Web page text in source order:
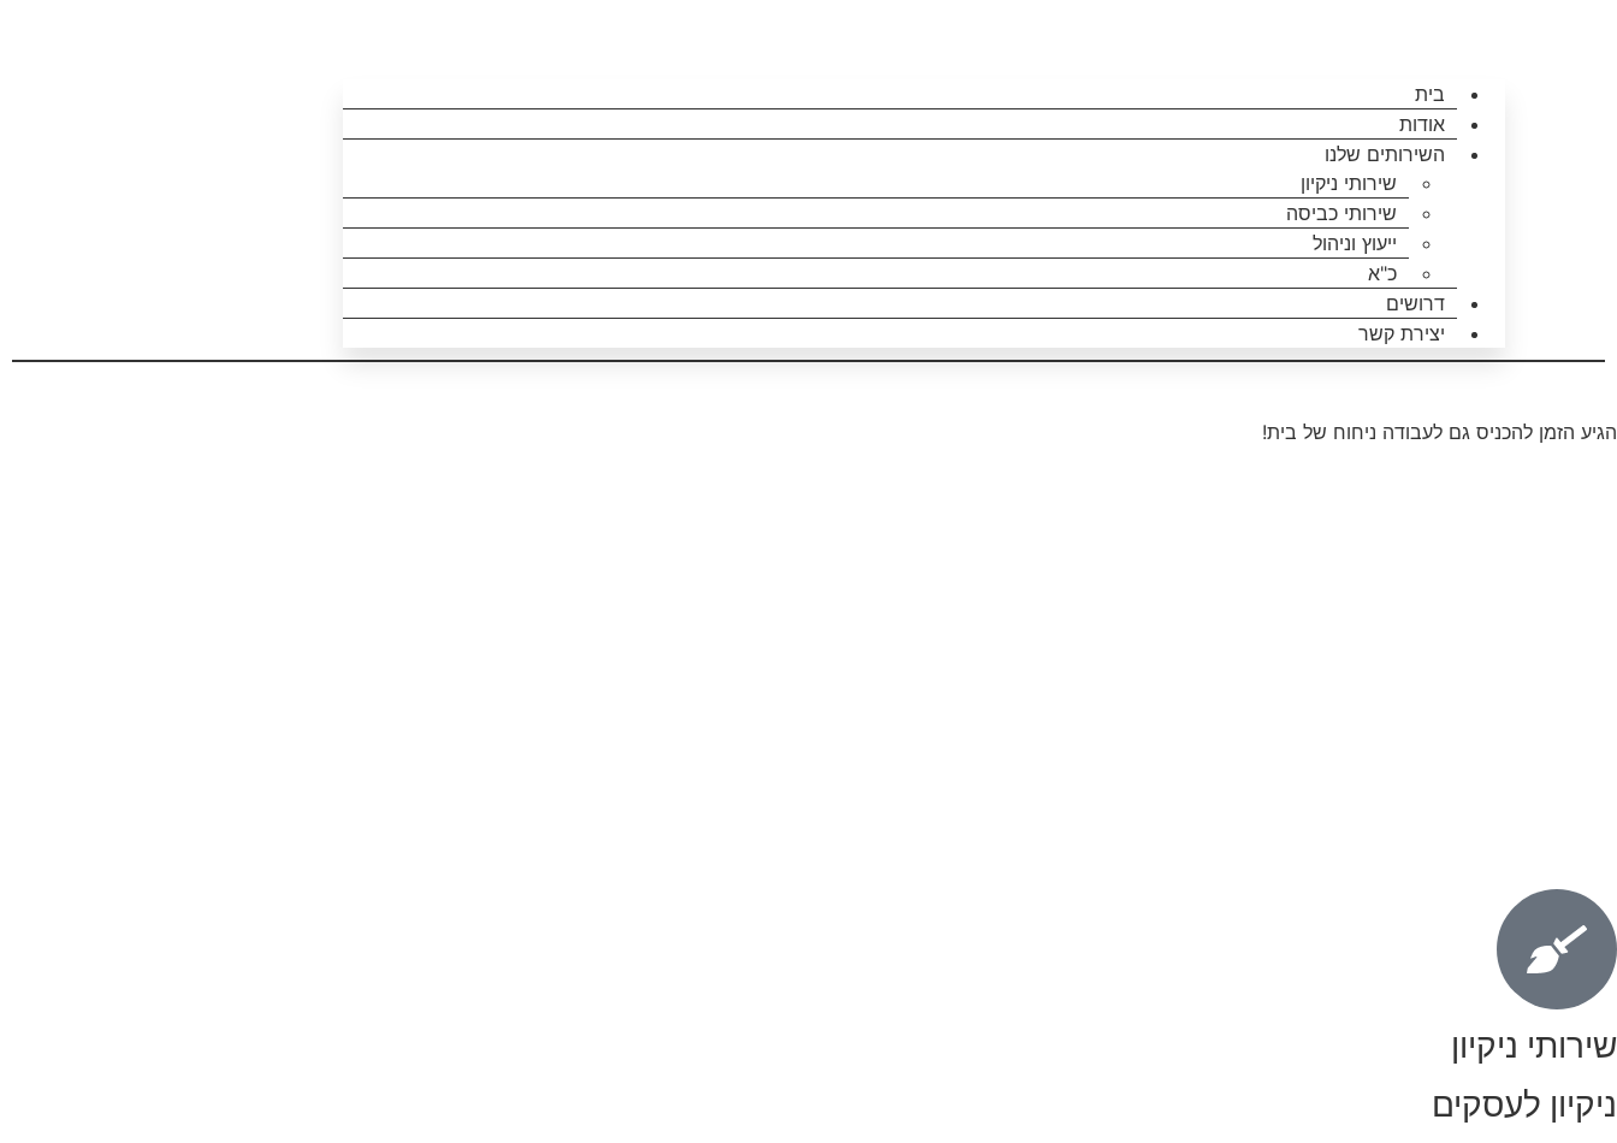
בית
אודות
השירותים שלנו
שירותי ניקיון
שירותי כביסה
ייעוץ וניהול
כ"א
דרושים
יצירת קשר
הגיע הזמן להכניס גם לעבודה ניחוח של בית!
שירותי ניקיון
ניקיון לעסקים